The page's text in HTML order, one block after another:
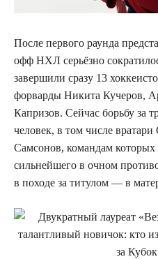
После первого раунда
офф НХЛ серьёзно
завершили сразу 13
форварды Никита Кучеров,
Капризов. Сейчас борьбу за
человек, в том числе
Самсонов, командам которых
сильнейшего в очном
в походе за титулом — в